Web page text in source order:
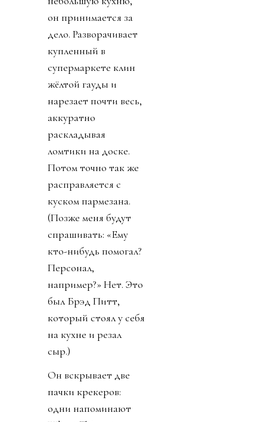
он принимается за
дело. Разворачивает
купленный в
супермаркете клин
жёлтой гауды и
нарезает почти весь,
аккуратно
раскладывая
ломтики на доске.
Потом точно так же
расправляется с
куском пармезана.
(Позже меня будут
спрашивать: «Ему
кто-нибудь помогал?
Персонал,
например?» Нет. Это
был Брэд Питт,
который стоял у себя
на кухне и резал
сыр.)
Он вскрывает две
пачки крекеров:
одни напоминают